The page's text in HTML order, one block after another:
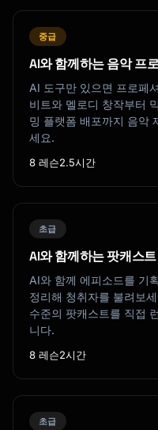
중급
AI와 함께하는 음악 프
AI 도구만 있으면 프로페
비트와 멜로디 창작부터
밍 플랫폼 배포까지 음악
세요.
8 레슨2.5시간
초급
AI와 함께하는 팟캐스
AI와 함께 에피소드를 기
정리해 청취자를 불려보
수준의 팟캐스트를 직접
니다.
8 레슨2시간
초급